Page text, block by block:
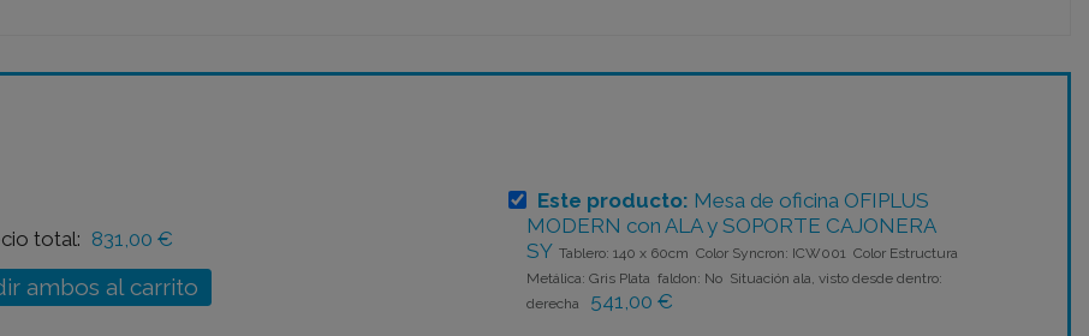
total: 831,00 €
ambos al carrito
Este producto: Mesa de oficina OFIPLUS
MODERN con ALA y SOPORTE CAJONERA
SY Tablero: 140 x 60cm Color Syncron: ICW001 Color Estructura
Metálica: Gris Plata faldon: No Situación ala, visto desde dentro:
derecha
541,00 €